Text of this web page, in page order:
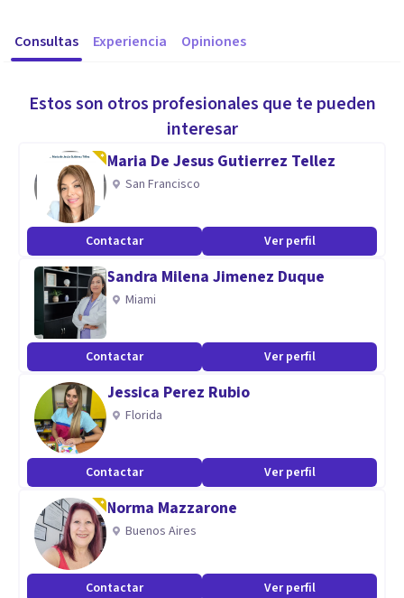
Consultas Experiencia Opiniones
Estos son otros profesionales que te pueden
interesar
Maria De Jesus Gutierrez Tellez
San Francisco
Contactar Ver perfil
Sandra Milena Jimenez Duque
Miami
Contactar Ver perfil
Jessica Perez Rubio
Florida
Contactar Ver perfil
Norma Mazzarone
Buenos Aires
Contactar Ver perfil